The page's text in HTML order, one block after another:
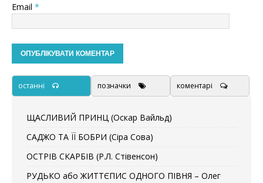
Email *
останні позначки коментарі
ЩАСЛИВИЙ ПРИНЦ (Оскар Вайльд)
САДЖО ТА ЇЇ БОБРИ (Сіра Сова)
ОСТРІВ СКАРБІВ (Р.Л. Стівенсон)
РУДЬКО або ЖИТТЄПИС ОДНОГО ПІВНЯ – Олег